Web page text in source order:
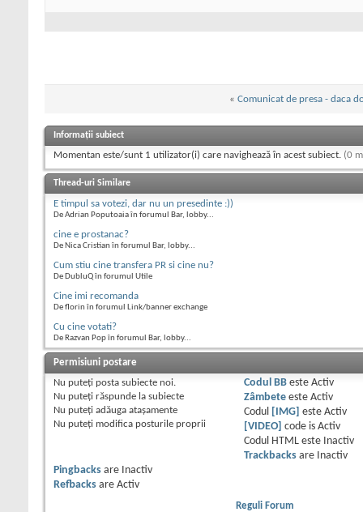
« Comunicat de presa - daca
Informații subiect
Momentan este/sunt 1 utilizator(i) care navighează în acest subiect. (0
Thread-uri Similare
E timpul sa votezi, dar nu un presedinte :))
De Adrian Poputoaia în forumul Bar, lobby...
cine e prostanac?
De Nica Cristian în forumul Bar, lobby...
Cum stiu cine transfera PR si cine nu?
De DubluQ în forumul Utile
Cine imi recomanda
De florin în forumul Link/banner exchange
Cu cine votati?
De Razvan Pop în forumul Bar, lobby...
Permisiuni postare
Nu puteţi posta subiecte noi.
Nu puteţi răspunde la subiecte
Nu puteţi adăuga ataşamente
Nu puteţi modifica posturile proprii
Codul BBeste Activ
Zâmbeteeste Activ
Codul
[IMG] este Activ
[VIDEO] code is Activ
Codul HTML este
Inactiv
Trackbacksare
Inactiv
Pingbacks are
Inactiv
Refbacks are Activ
Reguli Forum